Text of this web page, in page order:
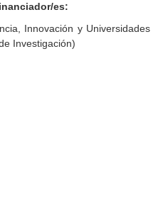
es:
Innovación y Universidades
Investigación)